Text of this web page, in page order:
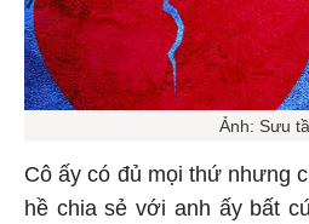
Ảnh: Sưu
Cô ấy có đủ mọi thứ nhưng
hề chia sẻ với anh ấy bất